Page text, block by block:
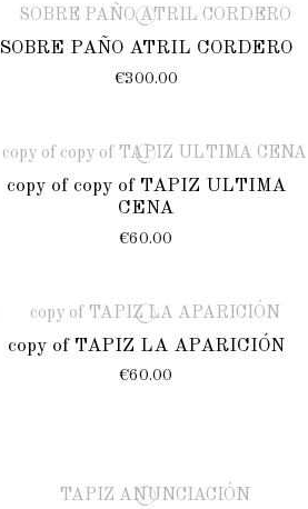
SOBRE PAÑO ATRIL CORDERO
€300.00
copy of copy of TAPIZ ULTIMA
CENA
€60.00
copy of TAPIZ LA APARICIÓN
€60.00